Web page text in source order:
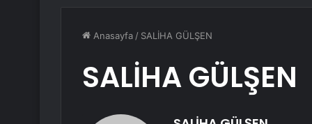
Anasayfa / SALİHA GÜLŞEN
SALİHA GÜLŞEN